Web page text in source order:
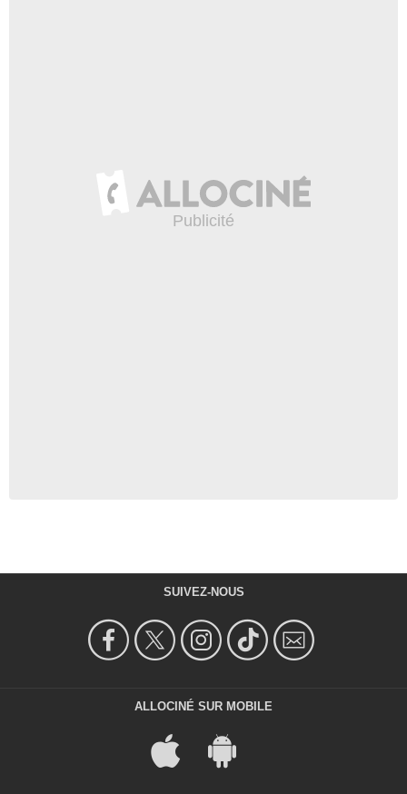
SUIVEZ-NOUS
ALLOCINÉ SUR MOBILE